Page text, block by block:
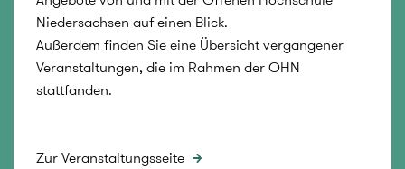
Niedersachsen auf einen Blick.
Außerdem finden Sie eine Übersicht vergangener
Veranstaltungen, die im Rahmen der OHN
stattfanden.
Zur Veranstaltungsseite